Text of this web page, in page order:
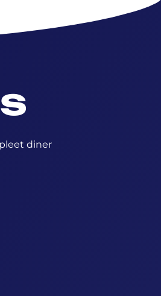
diner